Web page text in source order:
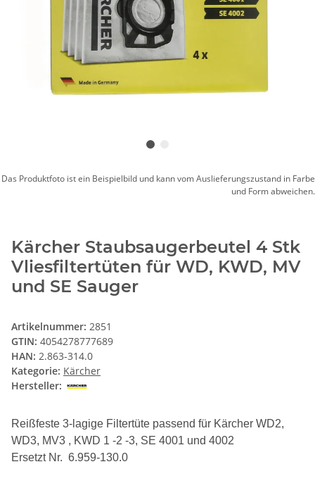
Das Produktfoto ist ein Beispielbild und kann vom Auslieferungszustand in Farbe
und Form abweichen.
Kärcher Staubsaugerbeutel 4 Stk
Vliesfiltertüten für WD, KWD, MV
und SE Sauger
Artikelnummer: 2851
GTIN: 4054278777689
HAN: 2.863-314.0
Kategorie: Kärcher
Hersteller:
Reißfeste 3-lagige Filtertüte passend für Kärcher WD2,
WD3, MV3 , KWD 1 -2 -3, SE 4001 und 4002
Ersetzt Nr. 6.959-130.0